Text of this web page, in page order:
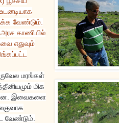
வேண்டும்.
அரச காணியில்
எதுவும்
மரங்கள்
மிக
இவைகளை
வேண்டும்.